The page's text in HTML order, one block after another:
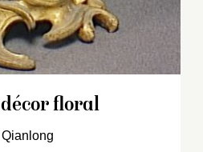
floral